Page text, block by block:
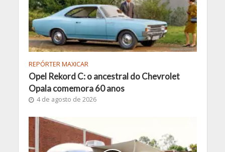
REPÓRTER MAXICAR
Opel Rekord C: o ancestral do Chevrolet
Opala comemora 60 anos
4 de agosto de 2026